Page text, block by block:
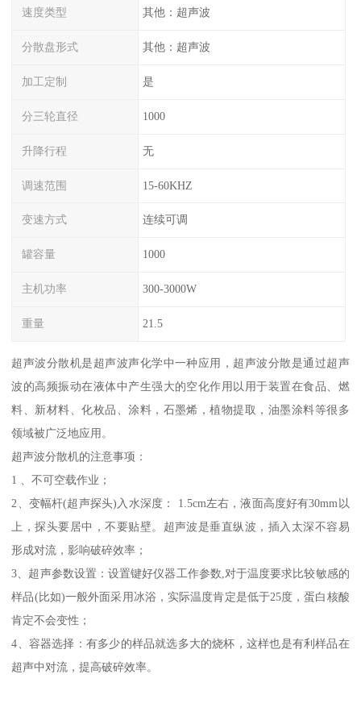
速度类型 其他：超声波
分散盘形式 其他：超声波
加工定制 是
分三轮直径 1000
升降行程 无
调速范围 15-60KHZ
变速方式 连续可调
罐容量 1000
主机功率 300-3000W
重量 21.5
超声波分散机是超声波声化学中一种应用，超声波分散是通过超声
波的高频振动在液体中产生强大的空化作用以用于装置在食品、燃
料、新材料、化枚品、涂料，石墨烯，植物提取，油墨涂料等很多
领域被广泛地应用。
超声波分散机的注意事项：
1 、不可空载作业；
2、变幅杆(超声探头)入水深度： 1.5cm左右，液面高度好有30mm以
上，探头要居中，不要贴壁。超声波是垂直纵波，插入太深不容易
形成对流，影响破碎效率；
3、超声参数设置：设置键好仪器工作参数,对于温度要求比较敏感的
样品(比如)一般外面采用冰浴，实际温度肯定是低于25度，蛋白核酸
肯定不会变性；
4、容器选择：有多少的样品就选多大的烧杯，这样也是有利样品在
超声中对流，提高破碎效率。